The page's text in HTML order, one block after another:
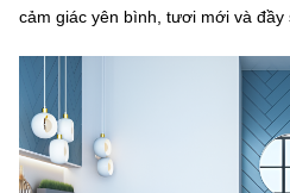
cảm giác yên bình, tươi mới và đầy